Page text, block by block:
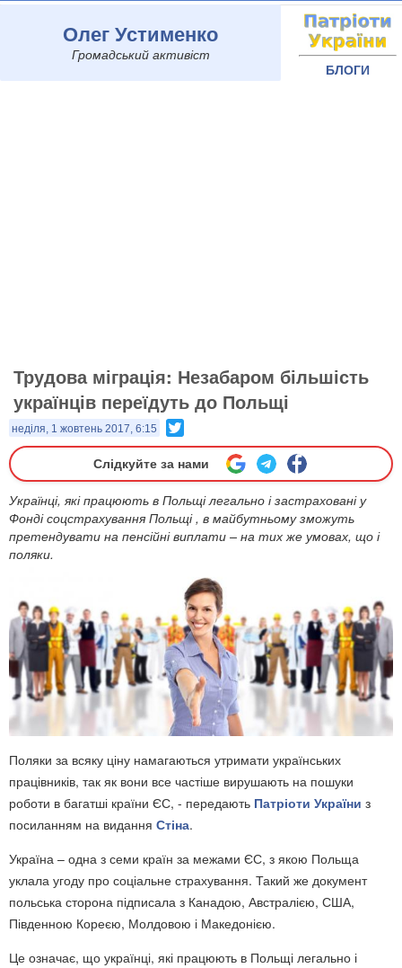
Олег Устименко
Громадський активіст
БЛОГИ
Трудова міграція: Незабаром більшість
українців переїдуть до Польщі
неділя, 1 жовтень 2017, 6:15
Слідкуйте за нами
Українці, які працюють в Польщі легально і застраховані у
Фонді соцстрахування Польщі , в майбутньому зможуть
претендувати на пенсійні виплати – на тих же умовах, що і
поляки.
Поляки за всяку ціну намагаються утримати українських
працівників, так як вони все частіше вирушають на пошуки
роботи в багатші країни ЄС, - передають Патріоти України з
посиланням на видання Стіна.
Україна – одна з семи країн за межами ЄС, з якою Польща
уклала угоду про соціальне страхування. Такий же документ
польська сторона підписала з Канадою, Австралією, США,
Південною Кореєю, Молдовою і Македонією.
Це означає, що українці, які працюють в Польщі легально і